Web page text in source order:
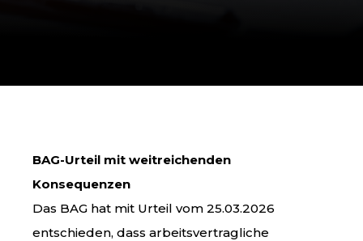
BAG-Urteil mit weitreichenden
Konsequenzen
Das BAG hat mit Urteil vom 25.03.2026
entschieden, dass arbeitsvertragliche